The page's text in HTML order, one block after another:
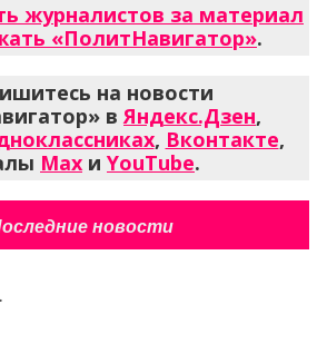
журналистов за материал
«ПолитНавигатор».
на новости
вЯндекс.Дзен,
, Вконтакте,
Max и YouTube.
новости